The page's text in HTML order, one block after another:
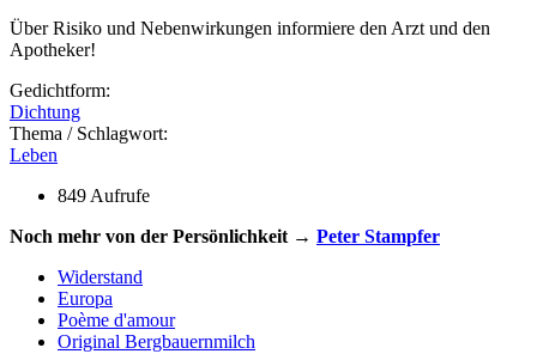
Über Risiko und Nebenwirkungen informiere den Arzt und den
Apotheker!
Gedichtform:
Dichtung
Thema / Schlagwort:
Leben
849 Aufrufe
Noch mehr von der Persönlichkeit → Peter Stampfer
Widerstand
Europa
Poème d'amour
Original Bergbauernmilch